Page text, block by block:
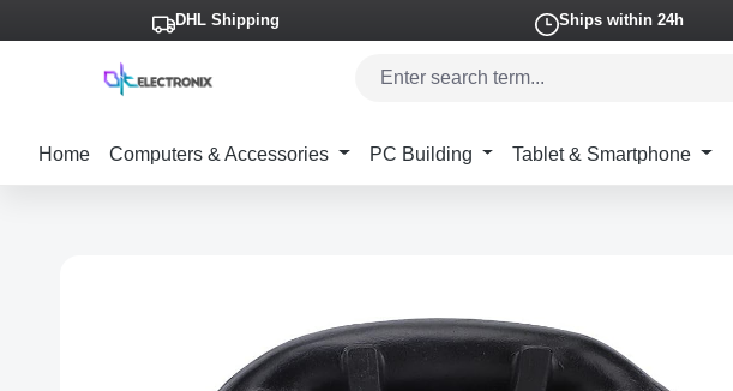
to main content
Skip to main navigation
DHL Shipping Ships within 24h
Home Computers & Accessories PC Building Tablet & Smartphone